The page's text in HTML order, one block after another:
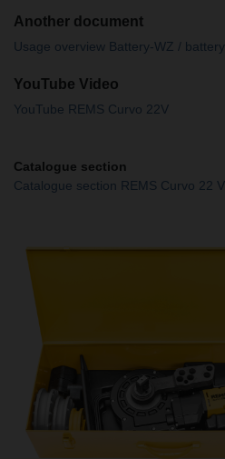
Another document
Usage overview Battery-WZ /
YouTube Video
YouTube REMS Curvo 22V
Catalogue section
Catalogue section REMS Curvo 22 V